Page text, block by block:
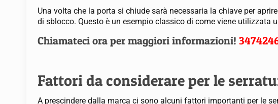
Una volta che la porta si chiude sarà necessaria la chiave per
di sblocco. Questo è un esempio classico di come viene utilizzata
Chiamateci ora per maggiori informazioni!
Fattori da considerare per le
A prescindere dalla marca ci sono alcuni fattori importanti per le